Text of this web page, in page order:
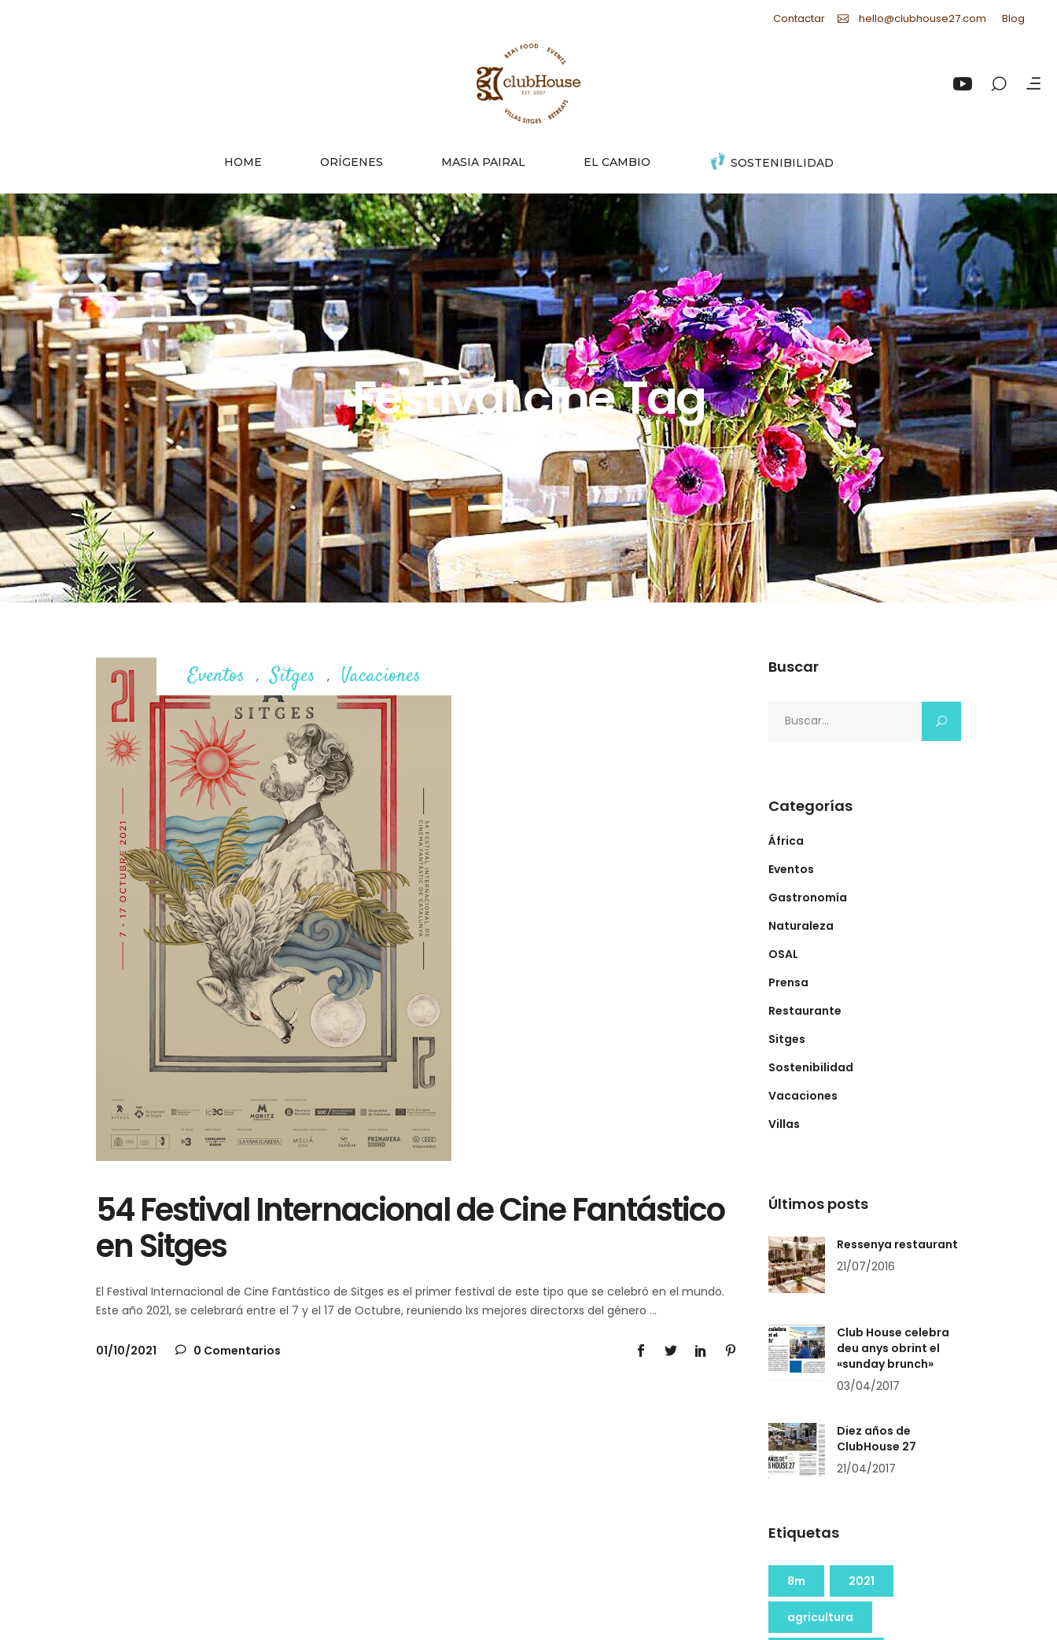
Contactar hello@clubhouse27.com Blog
HOME ORÍGENES MASIA PAIRAL EL CAMBIO SOSTENIBILIDAD
Festival cine Tag
Eventos , Sitges , Vacaciones
54 Festival Internacional de Cine Fantástico
en Sitges
El Festival Internacional de Cine Fantástico de Sitges es el primer festival de este tipo que se celebró en el mundo.
Este año 2021, se celebrará entre el 7 y el 17 de Octubre, reuniendo lxs mejores directorxs del género
01/10/2021 0 Comentarios
Buscar
for:
Categorías
África
Eventos
Gastronomía
Naturaleza
OSAL
Prensa
Restaurante
Sitges
Sostenibilidad
Vacaciones
Villas
Últimos posts
Ressenya restaurant
21/07/2016
Club House celebra
deu anys obrint el
«sunday brunch»
03/04/2017
Diez años de
ClubHouse 27
21/04/2017
Etiquetas
8m 2021
agricultura